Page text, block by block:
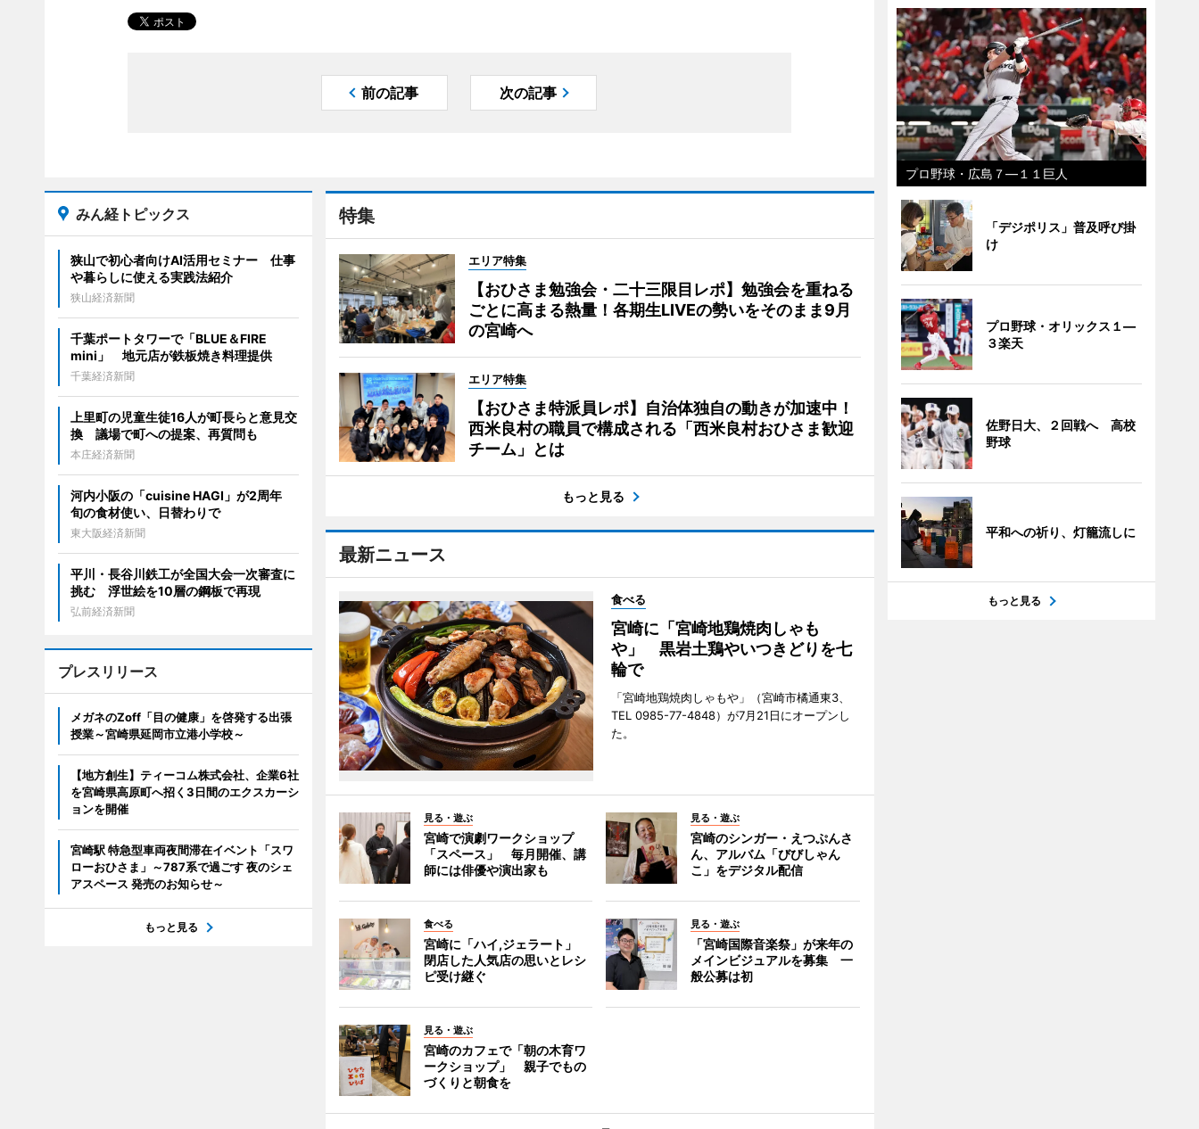
前の記事 次の記事
特集
エリア特集
【おひさま勉強会・二十三限目レポ】勉強会を重ねる
ごとに高まる熱量！各期生LIVEの勢いをそのまま9月
の宮崎へ
エリア特集
【おひさま特派員レポ】自治体独自の動きが加速中！
西米良村の職員で構成される「西米良村おひさま歓迎
チーム」とは
もっと見る
最新ニュース
食べる
宮崎に「宮崎地鶏焼肉しゃも
や」 黒岩土鶏やいつきどりを七
輪で
「宮崎地鶏焼肉しゃもや」（宮崎市橘通東3、
TEL 0985-77-4848）が7月21日にオープンし
た。
見る・遊ぶ
宮崎で演劇ワークショップ
「スペース」 毎月開催、講
師には俳優や演出家も
見る・遊ぶ
宮崎のシンガー・えつぷんさ
ん、アルバム「びびしゃん
こ」をデジタル配信
食べる
宮崎に「ハイ,ジェラート」
閉店した人気店の思いとレシ
ピ受け継ぐ
見る・遊ぶ
「宮崎国際音楽祭」が来年の
メインビジュアルを募集 一
般公募は初
見る・遊ぶ
宮崎のカフェで「朝の木育ワ
ークショップ」 親子でもの
づくりと朝食を
みん経トピックス
狭山で初心者向けAI活用セミナー 仕事
や暮らしに使える実践法紹介
狭山経済新聞
千葉ポートタワーで「BLUE＆FIRE
mini」 地元店が鉄板焼き料理提供
千葉経済新聞
上里町の児童生徒16人が町長らと意見交
換 議場で町への提案、再質問も
本庄経済新聞
河内小阪の「cuisine HAGI」が2周年
旬の食材使い、日替わりで
東大阪経済新聞
平川・長谷川鉄工が全国大会一次審査に
挑む 浮世絵を10層の鋼板で再現
弘前経済新聞
プレスリリース
メガネのZoff「目の健康」を啓発する出張
授業～宮崎県延岡市立港小学校～
【地方創生】ティーコム株式会社、企業6社
を宮崎県高原町へ招く3日間のエクスカーシ
ョンを開催
宮崎駅 特急型車両夜間滞在イベント「スワ
ローおひさま」～787系で過ごす 夜のシェ
アスペース 発売のお知らせ～
もっと見る
プロ野球・広島７―１１巨人
「デジポリス」普及呼び掛
け
プロ野球・オリックス１―
３楽天
佐野日大、２回戦へ 高校
野球
平和への祈り、灯籠流しに
もっと見る